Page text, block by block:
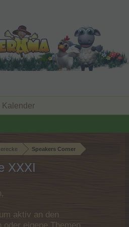
Speakers Corner
XXXI
aktiv an den
Kalender